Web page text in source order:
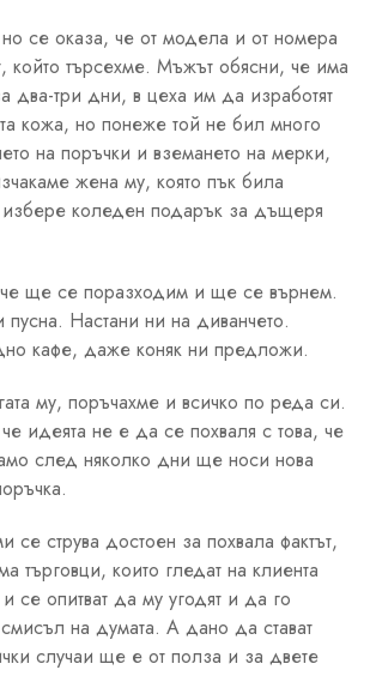
се оказа, че от модела и от номера
който търсехме. Мъжът обясни, че има
два-три дни, в цеха им да изработят
кожа, но понеже той не бил много
на поръчки и вземането на мерки,
жена му, която пък била
избере коледен подарък за дъщеря
ще се поразходим и ще се върнем.
Настани ни на диванчето.
кафе, даже коняк ни предложи.
му, поръчахме и всичко по реда си.
идеята не е да се похваля с това, че
след няколко дни ще носи нова
струва достоен за похвала фактът,
търговци, които гледат на клиента
се опитват да му угодят и да го
на думата. А дано да стават
случаи ще е от полза и за двете